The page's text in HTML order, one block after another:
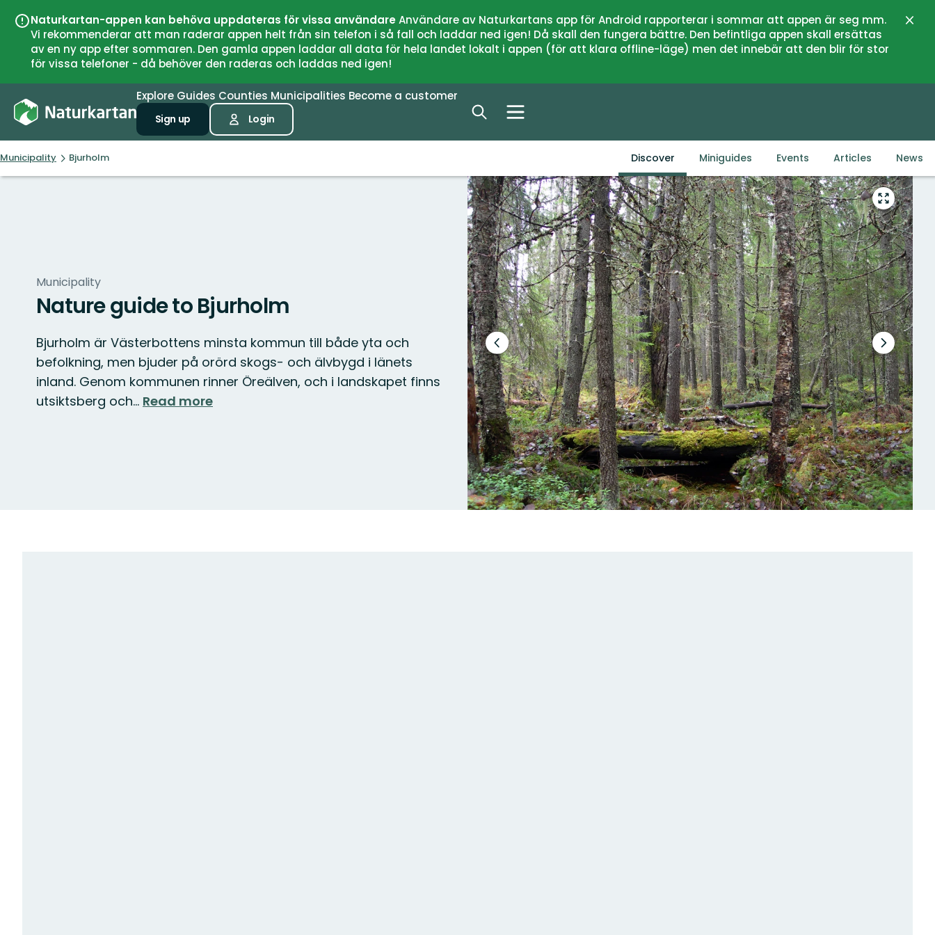
Naturkartan-appen kan behöva uppdateras för vissa användareAnvändare av Naturkartans app för Android rapporterar i sommar att appen är seg mm.
Vi rekommenderar att man raderar appen helt från sin telefon i så fall och laddar ned igen! Då skall den fungera bättre. Den befintliga appen skall ersättas
av en ny app efter sommaren. Den gamla appen laddar all data för hela landet lokalt i appen (för att klara offline-läge) men det innebär att den blir för stor
för vissa telefoner - då behöver den raderas och laddas ned igen!
Close
Explore Guides Counties Municipalities Become a customer
Sign up Login
Municipality Bjurholm Discover Miniguides Events Articles News
Municipality
Nature guide to Bjurholm
Bjurholm är Västerbottens minsta kommun till både yta och
befolkning, men bjuder på orörd skogs- och älvbygd i länets
inland. Genom kommunen rinner Öreälven, och i landskapet finns
utsiktsberg och… Read more
Enter
fullscreen
Previous
slide
Next
slide